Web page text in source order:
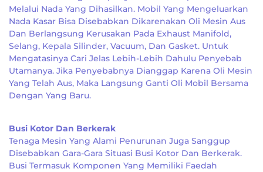
Melalui Nada Yang Dihasilkan. Mobil Yang Mengeluarkan
Nada Kasar Bisa Disebabkan Dikarenakan Oli Mesin Aus
Dan Berlangsung Kerusakan Pada Exhaust Manifold,
Selang, Kepala Silinder, Vacuum, Dan Gasket. Untuk
Mengatasinya Cari Jelas Lebih-Lebih Dahulu Penyebab
Utamanya. Jika Penyebabnya Dianggap Karena Oli Mesin
Yang Telah Aus, Maka Langsung Ganti Oli Mobil Bersama
Dengan Yang Baru.
Busi Kotor Dan Berkerak
Tenaga Mesin Yang Alami Penurunan Juga Sanggup
Disebabkan Gara-Gara Situasi Busi Kotor Dan Berkerak.
Busi Termasuk Komponen Yang Memiliki Faedah